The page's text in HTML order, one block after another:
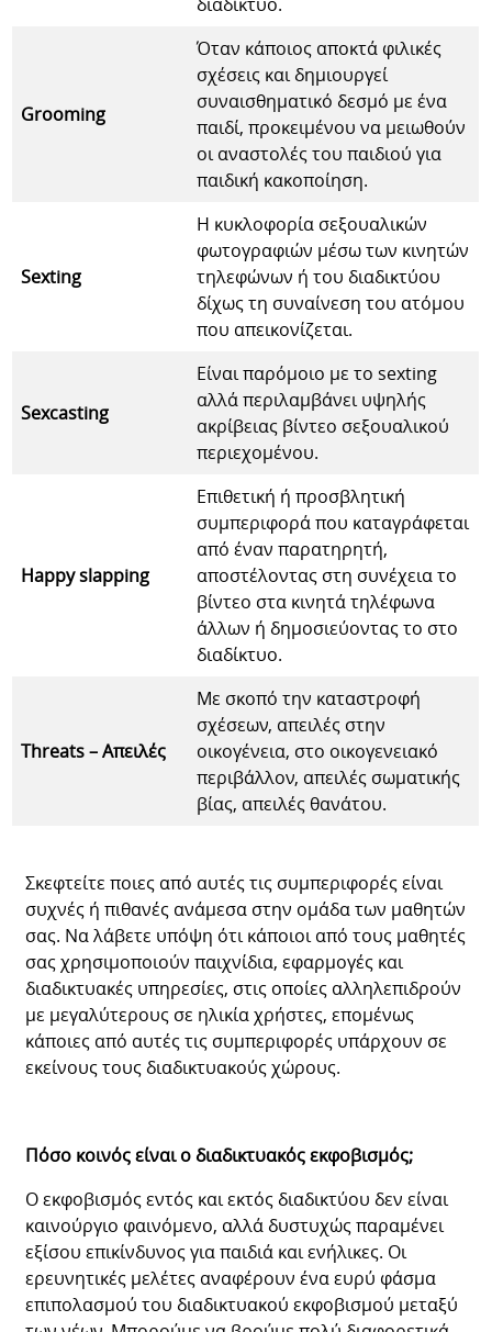
Grooming
Όταν κάποιος αποκτά φιλικές
σχέσεις και δημιουργεί
συναισθηματικό δεσμό με ένα
παιδί, προκειμένου να μειωθούν
οι αναστολές του παιδιού για
παιδική κακοποίηση.
Sexting
Η κυκλοφορία σεξουαλικών
φωτογραφιών μέσω των κινητών
τηλεφώνων ή του διαδικτύου
δίχως τη συναίνεση του ατόμου
που απεικονίζεται.
Sexcasting
Είναι παρόμοιο με το sexting
αλλά περιλαμβάνει υψηλής
ακρίβειας βίντεο σεξουαλικού
περιεχομένου.
Happy slapping
Επιθετική ή προσβλητική
συμπεριφορά που καταγράφεται
από έναν παρατηρητή,
αποστέλοντας στη συνέχεια το
βίντεο στα κινητά τηλέφωνα
άλλων ή δημοσιεύοντας το στο
διαδίκτυο.
Threats – Απειλές
Με σκοπό την καταστροφή
σχέσεων, απειλές στην
οικογένεια, στο οικογενειακό
περιβάλλον, απειλές σωματικής
βίας, απειλές θανάτου.
Σκεφτείτε ποιες από αυτές τις συμπεριφορές είναι
συχνές ή πιθανές ανάμεσα στην ομάδα των μαθητών
σας. Να λάβετε υπόψη ότι κάποιοι από τους μαθητές
σας χρησιμοποιούν παιχνίδια, εφαρμογές και
διαδικτυακές υπηρεσίες, στις οποίες αλληλεπιδρούν
με μεγαλύτερους σε ηλικία χρήστες, επομένως
κάποιες από αυτές τις συμπεριφορές υπάρχουν σε
εκείνους τους διαδικτυακούς χώρους.
Πόσο κοινός είναι ο διαδικτυακός εκφοβισμός;
Ο εκφοβισμός εντός και εκτός διαδικτύου δεν είναι
καινούργιο φαινόμενο, αλλά δυστυχώς παραμένει
εξίσου επικίνδυνος για παιδιά και ενήλικες. Οι
ερευνητικές μελέτες αναφέρουν ένα ευρύ φάσμα
επιπολασμού του διαδικτυακού εκφοβισμού μεταξύ